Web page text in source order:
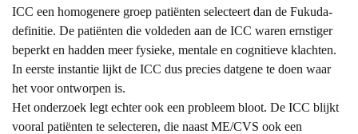
ICC een homogenere groep patiënten selecteert dan de Fukuda-
definitie. De patiënten die voldeden aan de ICC waren ernstiger
beperkt en hadden meer fysieke, mentale en cognitieve klachten.
In eerste instantie lijkt de ICC dus precies datgene te doen waar
het voor ontworpen is.
Het onderzoek legt echter ook een probleem bloot. De ICC blijkt
vooral patiënten te selecteren, die naast ME/CVS ook een